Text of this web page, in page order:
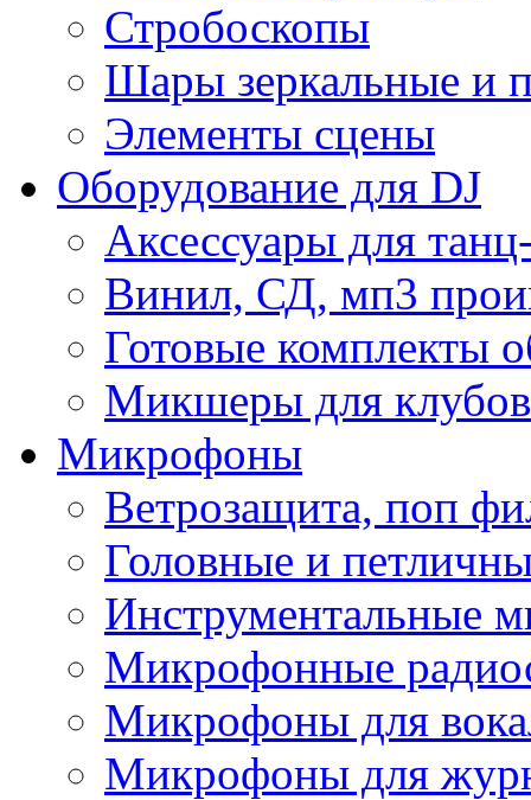
Стробоскопы
Шары зеркальные и
Элементы сцены
Оборудование для DJ
Аксессуары для
Винил, СД, мп3
Готовые комплекты
Микшеры для клубов
Микрофоны
Ветрозащита, поп
Головные и
Инструментальные
Микрофонные
Микрофоны для
Микрофоны для